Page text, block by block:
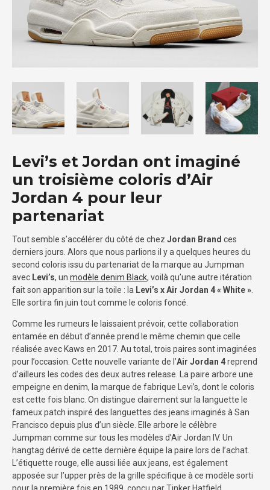
Levi’s et Jordan ont imaginé
un troisième coloris d’Air
Jordan 4 pour leur
partenariat
Tout semble s’accélérer du côté de chez Jordan Brand ces
derniers jours. Alors que nous parlions il y a quelques heures du
second coloris issu du partenariat de la marque au Jumpman
avec Levi’s, un modèle denim Black, voilà qu’une autre itération
fait son apparition sur la toile : la Levi’s x Air Jordan 4 « White »
Elle sortira fin juin tout comme le coloris foncé.
Comme les rumeurs le laissaient prévoir, cette collaboration
entamée en début d’année prend le même chemin que celle
réalisée avec Kaws en 2017. Au total, trois paires sont imaginées
pour l’occasion. Cette nouvelle variante de l’Air Jordan 4reprend
d’ailleurs les codes des deux autres release. La paire arbore une
empeigne en denim, la marque de fabrique Levi’s, dont le coloris
est cette fois blanc. On distingue clairement sur la languette le
fameux patch inspiré des languettes des jeans imaginés à San
Francisco depuis plus d’un siècle. Elle arbore le célèbre
Jumpman comme sur tous les modèles d’Air Jordan IV. Un
hangtag dérivé de cette dernière équipe la paire lors de l’achat.
L’étiquette rouge, elle aussi liée aux jeans, est également
apposée sur l’upper près de la grille spécifique à ce modèle sorti